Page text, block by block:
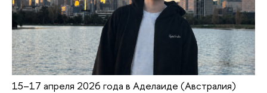
15–17 апреля 2026 года в Аделаиде (Австралия)